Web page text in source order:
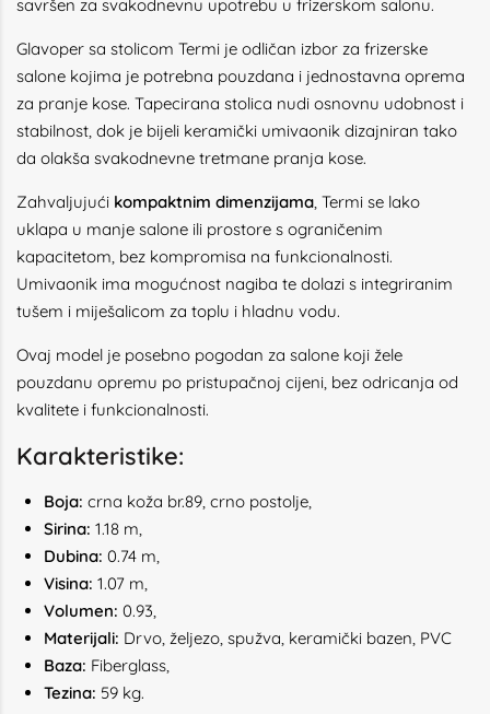
savršen za svakodnevnu upotrebu u frizerskom salonu.
Glavoper sa stolicom Termi je odličan izbor za frizerske
salone kojima je potrebna pouzdana i jednostavna oprema
za pranje kose. Tapecirana stolica nudi osnovnu udobnost i
stabilnost, dok je bijeli keramički umivaonik dizajniran tako
da olakša svakodnevne tretmane pranja kose.
Zahvaljujući kompaktnim dimenzijama, Termi se lako
uklapa u manje salone ili prostore s ograničenim
kapacitetom, bez kompromisa na funkcionalnosti.
Umivaonik ima mogućnost nagiba te dolazi s integriranim
tušem i miješalicom za toplu i hladnu vodu.
Ovaj model je posebno pogodan za salone koji žele
pouzdanu opremu po pristupačnoj cijeni, bez odricanja od
kvalitete i funkcionalnosti.
Karakteristike:
Boja: crna koža br.89, crno postolje,
Sirina: 1.18 m,
Dubina: 0.74 m,
Visina: 1.07 m,
Volumen: 0.93,
Materijali: Drvo, željezo, spužva, keramički bazen, PVC
Baza: Fiberglass,
Tezina: 59 kg.